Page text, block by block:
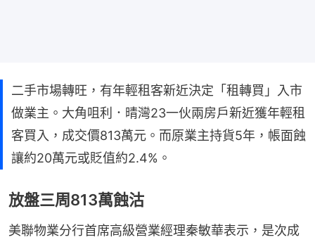
二手市場轉旺，有年輕租客新近決定「租轉買」入市
做業主。大角咀利．晴灣23一伙兩房戶新近獲年輕租
客買入，成交價813萬元。而原業主持貨5年，帳面蝕
讓約20萬元或貶值約2.4%。
放盤三周813萬蝕沽
美聯物業分行首席高級營業經理秦敏華表示，是次成